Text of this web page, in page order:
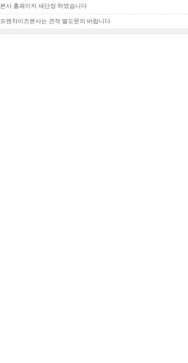
본사 홈페이지 새단장 하였습니다
프랜차이즈본사는 견적 별도문의 바랍니다